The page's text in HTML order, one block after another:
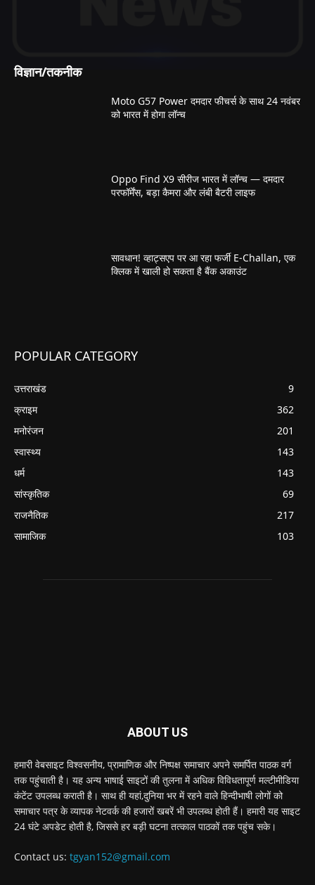
विज्ञान/तकनीक
Moto G57 Power दमदार फीचर्स के साथ 24 नवंबर
को भारत में होगा लॉन्च
Oppo Find X9 सीरीज भारत में लॉन्च — दमदार
परफॉर्मेंस, बड़ा कैमरा और लंबी बैटरी लाइफ
सावधान! व्हाट्सएप पर आ रहा फर्जी E-Challan, एक
क्लिक में खाली हो सकता है बैंक अकाउंट
POPULAR CATEGORY
उत्तराखंड
9
क्राइम
362
मनोरंजन
201
स्वास्थ्य
143
धर्म
143
सांस्कृतिक
69
राजनैतिक
217
सामाजिक
103
ABOUT US
हमारी वेबसाइट विश्वसनीय, प्रामाणिक और निष्पक्ष समाचार अपने समर्पित पाठक वर्ग
तक पहुंचाती है। यह अन्य भाषाई साइटों की तुलना में अधिक विविधतापूर्ण मल्टीमीडिया
कंटेंट उपलब्ध कराती है। साथ ही यहां,दुनिया भर में रहने वाले हिन्दीभाषी लोगों को
समाचार पत्र के व्यापक नेटवर्क की हजारों खबरें भी उपलब्ध होती हैं। हमारी यह साइट
24 घंटे अपडेट होती है, जिससे हर बड़ी घटना तत्काल पाठकों तक पहुंच सके।
Contact us: tgyan152@gmail.com